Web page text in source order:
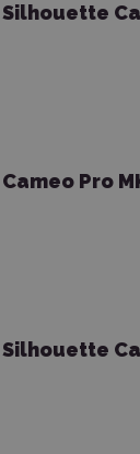
Silhouette
Cameo Pro
Silhouette